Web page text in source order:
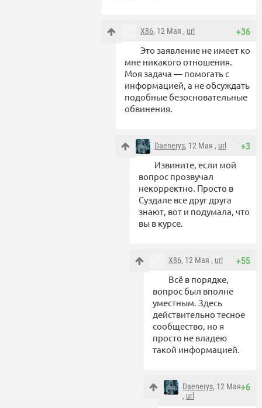
+36
X86, 12 Мая , url
Это заявление не имеет ко
мне никакого отношения.
Моя задача — помогать с
информацией, а не обсуждать
подобные безосновательные
обвинения.
+3
Daenerys, 12 Мая , url
Извините, если мой
вопрос прозвучал
некорректно. Просто в
Суздале все друг друга
знают, вот и подумала, что
вы в курсе.
+55
X86, 12 Мая , url
Всё в порядке,
вопрос был вполне
уместным. Здесь
действительно тесное
сообщество, но я
просто не владею
такой информацией.
+6
Daenerys, 12 Мая
, url